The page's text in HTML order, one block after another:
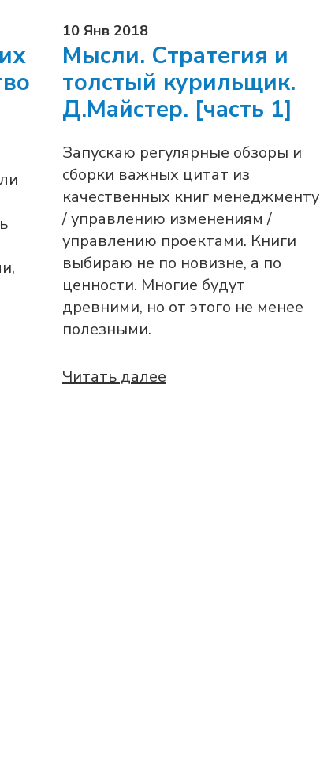
10 Янв 2018
Мысли. Стратегия и
толстый курильщик.
Д.Майстер. [часть 1]
Запускаю регулярные обзоры и
сборки важных цитат из
качественных книг менеджменту
/ управлению изменениям /
управлению проектами. Книги
выбираю не по новизне, а по
ценности. Многие будут
древними, но от этого не менее
полезными.
Читать далее